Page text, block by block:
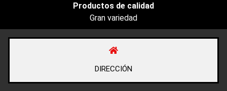
Productos de calidad
Gran variedad
DIRECCIÓN